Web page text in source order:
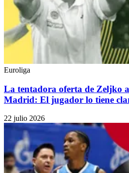
Euroliga
La tentadora oferta de Zeljko
Madrid: El jugador lo tiene
22 julio 2026